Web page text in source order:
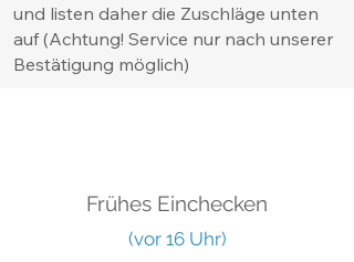
und listen daher die Zuschläge unten
auf (Achtung! Service nur nach unserer
Bestätigung möglich)
Frühes Einchecken
(vor 16 Uhr)